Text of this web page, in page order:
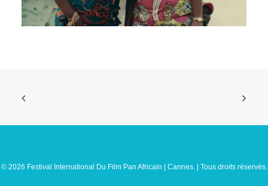
© 2026 Festival International Du Film Pan Africain | Cannes. | Tous droits réservés.